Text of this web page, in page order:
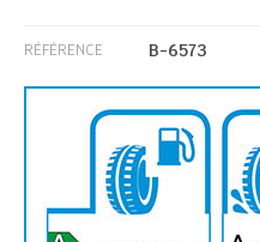
RÉFÉRENCE B-6573